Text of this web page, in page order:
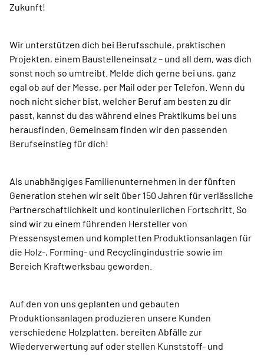
Zukunft!
Wir unterstützen dich bei Berufsschule, praktischen
Projekten, einem Baustelleneinsatz – und all dem, was dich
sonst noch so umtreibt. Melde dich gerne bei uns, ganz
egal ob auf der Messe, per Mail oder per Telefon. Wenn du
noch nicht sicher bist, welcher Beruf am besten zu dir
passt, kannst du das während eines Praktikums bei uns
herausfinden. Gemeinsam finden wir den passenden
Berufseinstieg für dich!
Als unabhängiges Familienunternehmen in der fünften
Generation stehen wir seit über 150 Jahren für verlässliche
Partnerschaftlichkeit und kontinuierlichen Fortschritt. So
sind wir zu einem führenden Hersteller von
Pressensystemen und kompletten Produktionsanlagen für
die Holz-, Forming- und Recyclingindustrie sowie im
Bereich Kraftwerksbau geworden.
Auf den von uns geplanten und gebauten
Produktionsanlagen produzieren unsere Kunden
verschiedene Holzplatten, bereiten Abfälle zur
Wiederverwertung auf oder stellen Kunststoff- und